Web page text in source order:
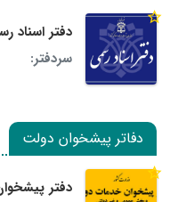
دفتر اسناد رسمی 2
سردفتر:
دفاتر پیشخوان دولت
دفتر پیشخوان دولت